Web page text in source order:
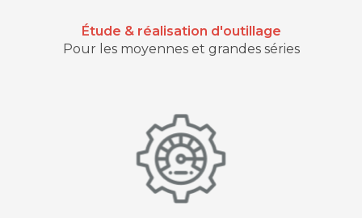
Étude & réalisation d'outillage
Pour les moyennes et grandes séries